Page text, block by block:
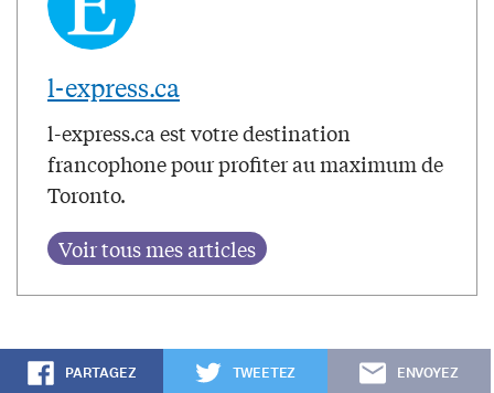
l-express.ca
l-express.ca est votre destination
francophone pour profiter au maximum de
Toronto.
PARTAGEZ TWEETEZ ENVOYEZ